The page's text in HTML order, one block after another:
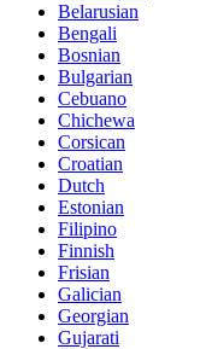
Belarusian
Bengali
Bosnian
Bulgarian
Cebuano
Chichewa
Corsican
Croatian
Dutch
Estonian
Filipino
Finnish
Frisian
Galician
Georgian
Gujarati